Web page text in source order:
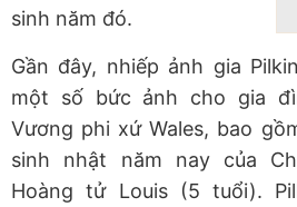
sinh năm đó.
Gần đây, nhiếp ảnh gia
một số bức ảnh cho gia
Vương phi xứ Wales, bao
sinh nhật năm nay của
Hoàng tử Louis (5 tuổi).